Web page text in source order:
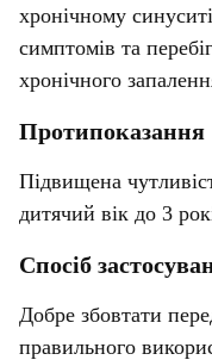
хронічному
симптомів та
хронічного
Протипоказання
Підвищена
дитячий вік до 3
Спосіб
Добре збовтати
правильного